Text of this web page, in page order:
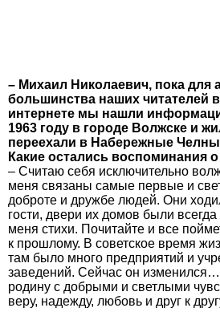
– Михаил Николаевич, пока для
большинства наших читателей
интернете мы нашли
1963 году в городе Волжске и
переехали в Набережные
Какие остались воспоминания
– Считаю себя исключительно
меня связаны самые первые и
доброте и дружбе людей. Они
гости, двери их домов были
меня стихи. Почитайте и все
к прошлому. В советское время
там было много предприятий и
заведений. Сейчас он
родину с добрыми и светлыми
веру, надежду, любовь и друг к